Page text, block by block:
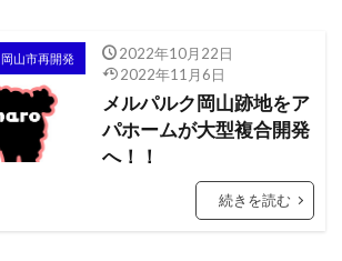
岡山市再開発
2022年10月22日
2022年11月6日
メルパルク岡山跡地をア
パホームが大型複合開発
へ！！
続きを読む